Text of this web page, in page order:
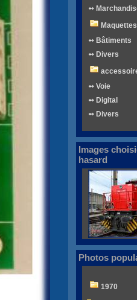
➻
Maquettes
➻ Bâtiments
➻ Divers
➻ Voie
➻ Digital
➻ Divers
Images
hasard
Photos
1970